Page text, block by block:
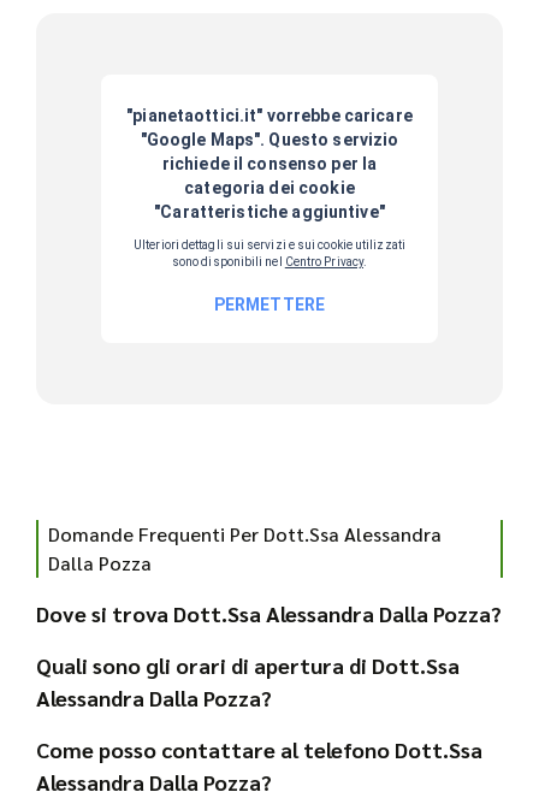
Domande Frequenti Per Dott.Ssa Alessandra
Dalla Pozza
Dove si trova Dott.Ssa Alessandra Dalla Pozza?
Quali sono gli orari di apertura di Dott.Ssa
Alessandra Dalla Pozza?
Come posso contattare al telefono Dott.Ssa
Alessandra Dalla Pozza?